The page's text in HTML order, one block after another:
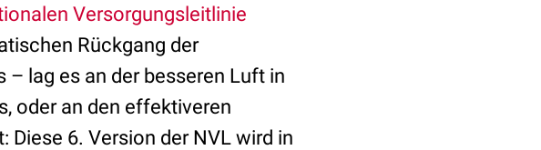
Versorgungsleitlinie
Rückgang der
lag es an der besseren Luft in
oder an den effektiveren
Diese 6. Version der NVL wird in